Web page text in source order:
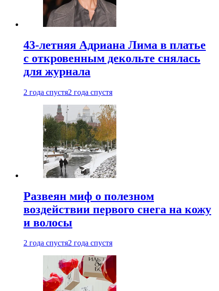
43-летняя Адриана Лима в платье
с откровенным декольте снялась
для журнала
2 года спустя2 года спустя
Развеян миф о полезном
воздействии первого снега на кожу
и волосы
2 года спустя2 года спустя